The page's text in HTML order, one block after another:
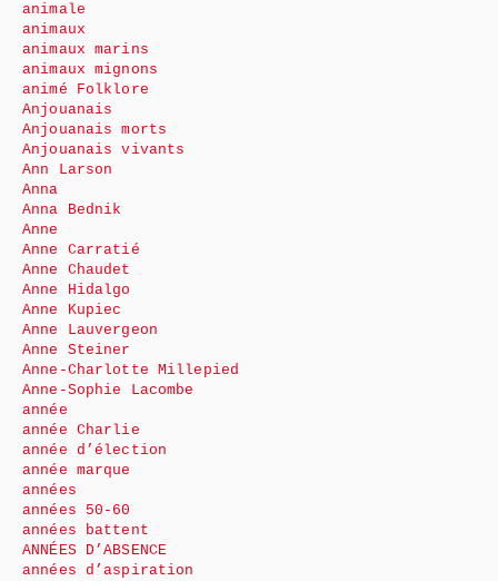
animale
animaux
animaux marins
animaux mignons
animé Folklore
Anjouanais
Anjouanais morts
Anjouanais vivants
Ann Larson
Anna
Anna Bednik
Anne
Anne Carratié
Anne Chaudet
Anne Hidalgo
Anne Kupiec
Anne Lauvergeon
Anne Steiner
Anne-Charlotte Millepied
Anne-Sophie Lacombe
année
année Charlie
année d’élection
année marque
années
années 50-60
années battent
ANNÉES D’ABSENCE
années d’aspiration